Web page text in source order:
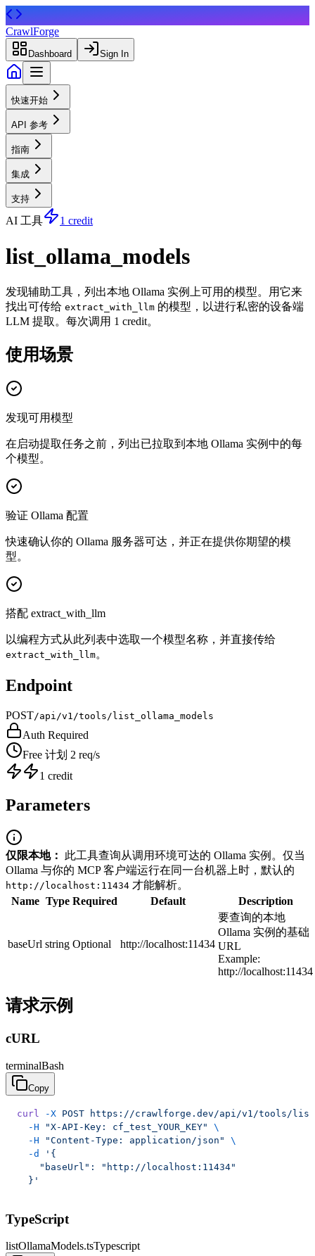
CrawlForge
Dashboard Sign In
快速开始
API 参考
指南
集成
支持
AI 工具 1 credit
list_ollama_models
发现辅助工具，列出本地 Ollama 实例上可用的模型。用它来
找出可传给 extract_with_llm 的模型，以进行私密的设备端
LLM 提取。每次调用 1 credit。
使用场景
发现可用模型
在启动提取任务之前，列出已拉取到本地 Ollama 实例中的每
个模型。
验证 Ollama 配置
快速确认你的 Ollama 服务器可达，并正在提供你期望的模
型。
搭配 extract_with_llm
以编程方式从此列表中选取一个模型名称，并直接传给
extract_with_llm。
Endpoint
POST/api/v1/tools/list_ollama_models
Auth Required
Free 计划 2 req/s
1 credit
Parameters
仅限本地：
此工具查询从调用环境可达的 Ollama 实例。仅当
Ollama 与你的 MCP 客户端运行在同一台机器上时，默认的
http://localhost:11434 才能解析。
Name Type Required Default Description
baseUrl string Optional http://localhost:11434
要查询的本地
Ollama 实例的基础
URL
Example:
http://localhost:11434
请求示例
cURL
terminalBash
Copy
curl -X POST https://crawlforge.dev/api/v1/tools/
  -H
"X-API-Key: cf_test_YOUR_KEY"
\
  -H
"Content-Type: application/json"
\
  -d
'{
    "baseUrl": "http://localhost:11434"
  }'
TypeScript
listOllamaModels.tsTypescript